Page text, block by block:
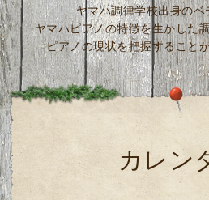
ヤマハ調律学校出身のベ
ヤマハピアノの特徴を生かした
ピアノの現状を把握すること
カレン